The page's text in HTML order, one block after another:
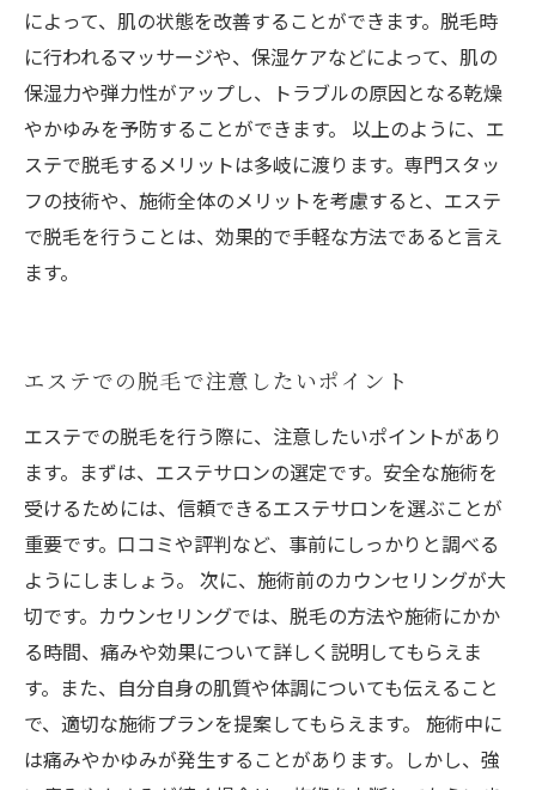
によって、肌の状態を改善することができます。脱毛時
に行われるマッサージや、保湿ケアなどによって、肌の
保湿力や弾力性がアップし、トラブルの原因となる乾燥
やかゆみを予防することができます。 以上のように、エ
ステで脱毛するメリットは多岐に渡ります。専門スタッ
フの技術や、施術全体のメリットを考慮すると、エステ
で脱毛を行うことは、効果的で手軽な方法であると言え
ます。
エステでの脱毛で注意したいポイント
エステでの脱毛を行う際に、注意したいポイントがあり
ます。まずは、エステサロンの選定です。安全な施術を
受けるためには、信頼できるエステサロンを選ぶことが
重要です。口コミや評判など、事前にしっかりと調べる
ようにしましょう。 次に、施術前のカウンセリングが大
切です。カウンセリングでは、脱毛の方法や施術にかか
る時間、痛みや効果について詳しく説明してもらえま
す。また、自分自身の肌質や体調についても伝えること
で、適切な施術プランを提案してもらえます。 施術中に
は痛みやかゆみが発生することがあります。しかし、強